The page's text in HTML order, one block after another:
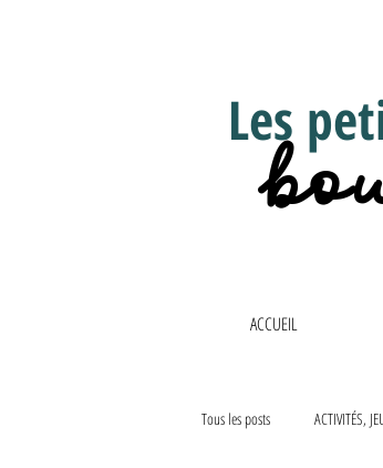
Les
ACCUEIL
Tous les posts ACTIVITÉS,